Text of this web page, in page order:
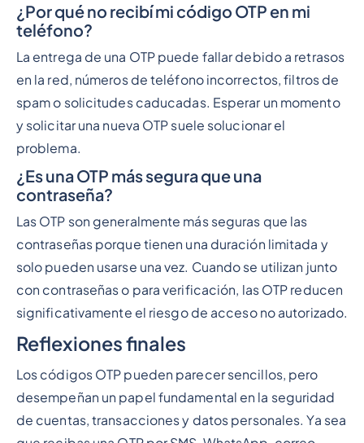
¿Por qué no recibí mi código OTP en mi
teléfono?
La entrega de una OTP puede fallar debido a retrasos
en la red, números de teléfono incorrectos, filtros de
spam o solicitudes caducadas. Esperar un momento
y solicitar una nueva OTP suele solucionar el
problema.
¿Es una OTP más segura que una
contraseña?
Las OTP son generalmente más seguras que las
contraseñas porque tienen una duración limitada y
solo pueden usarse una vez. Cuando se utilizan junto
con contraseñas o para verificación, las OTP reducen
significativamente el riesgo de acceso no autorizado.
Reflexiones finales
Los códigos OTP pueden parecer sencillos, pero
desempeñan un papel fundamental en la seguridad
de cuentas, transacciones y datos personales. Ya sea